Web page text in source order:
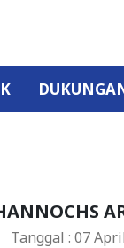
Tanggal : 07